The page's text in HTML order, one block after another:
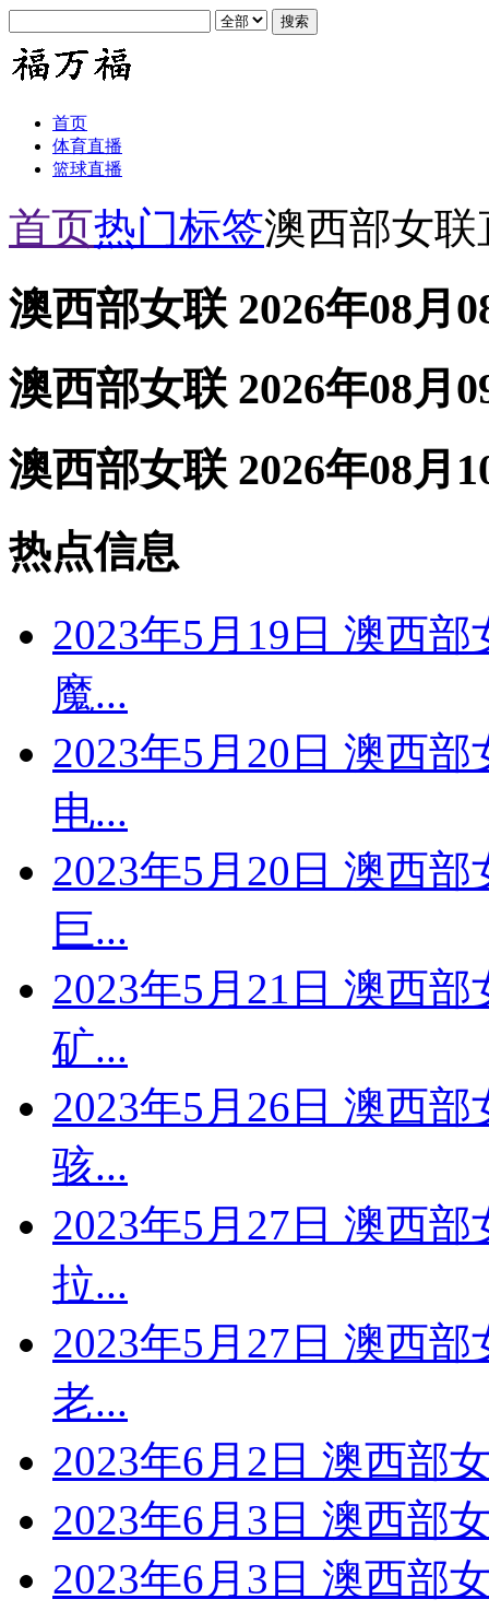
首页
体育直播
篮球直播
首页热门标签澳西部女联
澳西部女联 2026年08月
澳西部女联 2026年08月
澳西部女联 2026年08月
热点信息
2023年5月19日 澳西
魔...
2023年5月20日 澳西
电...
2023年5月20日 澳西
巨...
2023年5月21日 澳西
矿...
2023年5月26日 澳西
骇...
2023年5月27日 澳西
拉...
2023年5月27日 澳西
老...
2023年6月2日 澳西部
2023年6月3日 澳西部
2023年6月3日 澳西部